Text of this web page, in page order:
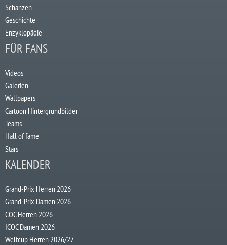
Schanzen
Geschichte
Enzyklopädie
FÜR FANS
Videos
Galerien
Wallpapers
Cartoon Hintergrundbilder
Teams
Hall of fame
Stars
KALENDER
Grand-Prix Herren 2026
Grand-Prix Damen 2026
COC Herren 2026
ICOC Damen 2026
Weltcup Herren 2026/27